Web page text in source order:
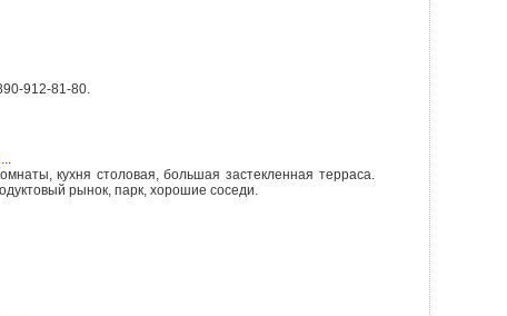
912-81-80.
...
кухня столовая, большая застекленная терраса.
рынок, парк, хорошие соседи.